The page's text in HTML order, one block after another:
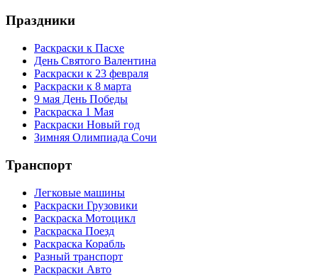
Праздники
Раскраски к Пасхе
День Святого Валентина
Раскраски к 23 февраля
Раскраски к 8 марта
9 мая День Победы
Раскраска 1 Мая
Раскраски Новый год
Зимняя Олимпиада Сочи
Транспорт
Легковые машины
Раскраски Грузовики
Раскраска Мотоцикл
Раскраска Поезд
Раскраска Корабль
Разный транспорт
Раскраски Авто